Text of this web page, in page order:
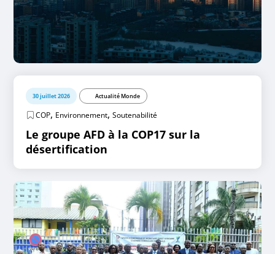
30 juillet 2026 Actualité Monde
COP, Environnement,Soutenabilité
Le groupe AFD à la COP17 sur la
désertification